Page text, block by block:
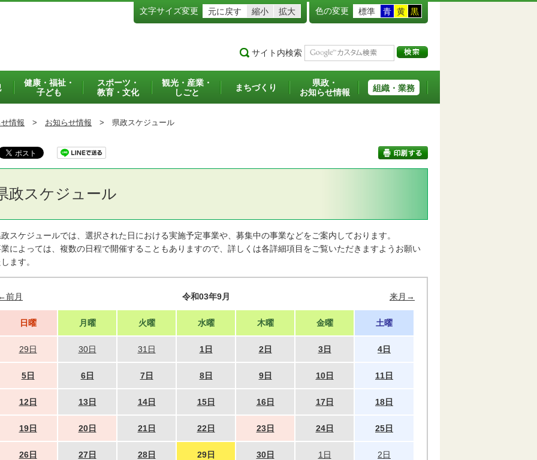
文字サイズ変更 元に戻す 縮小 拡大 色の変更 標準 青 黄 黒
サイト内検索
健康・福祉・
子ども
スポーツ・
教育・文化
観光・産業・
しごと
まちづくり
県政・
お知らせ情報
組織・業務
情報 > お知らせ情報 > 県政スケジュール
政スケジュール
スケジュールでは、選択された日における実施予定事業や、募集中の事業などをご案内しております。
によっては、複数の日程で開催することもありますので、詳しくは各詳細項目をご覧いただきますようお願い
ます。
←前月 令和03年9月 来月→
日曜 月曜 火曜 水曜 木曜 金曜 土曜
29日 30日 31日 1日 2日 3日 4日
5日 6日 7日 8日 9日 10日 11日
12日 13日 14日 15日 16日 17日 18日
19日 20日 21日 22日 23日 24日 25日
26日 27日 28日 29日 30日 1日 2日